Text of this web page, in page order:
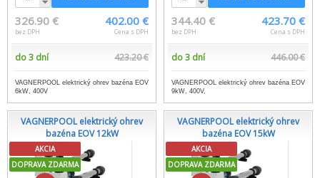
326.90 €
bez DPH
402.00 €
Cena s DPH
do 3 dní 423.20 €
VAGNERPOOL elektrický ohrev bazéna EOV
6kW, 400V
344.40 €
bez DPH
423.70 €
Cena s DPH
do 3 dní 446.00 €
VAGNERPOOL elektrický ohrev bazéna EOV
9kW, 400V,
VAGNERPOOL elektrický ohrev
bazéna EOV 12kW
AKCIA
DOPRAVA ZDARMA
VAGNERPOOL elektrický ohrev
bazéna EOV 15kW
AKCIA
DOPRAVA ZDARMA